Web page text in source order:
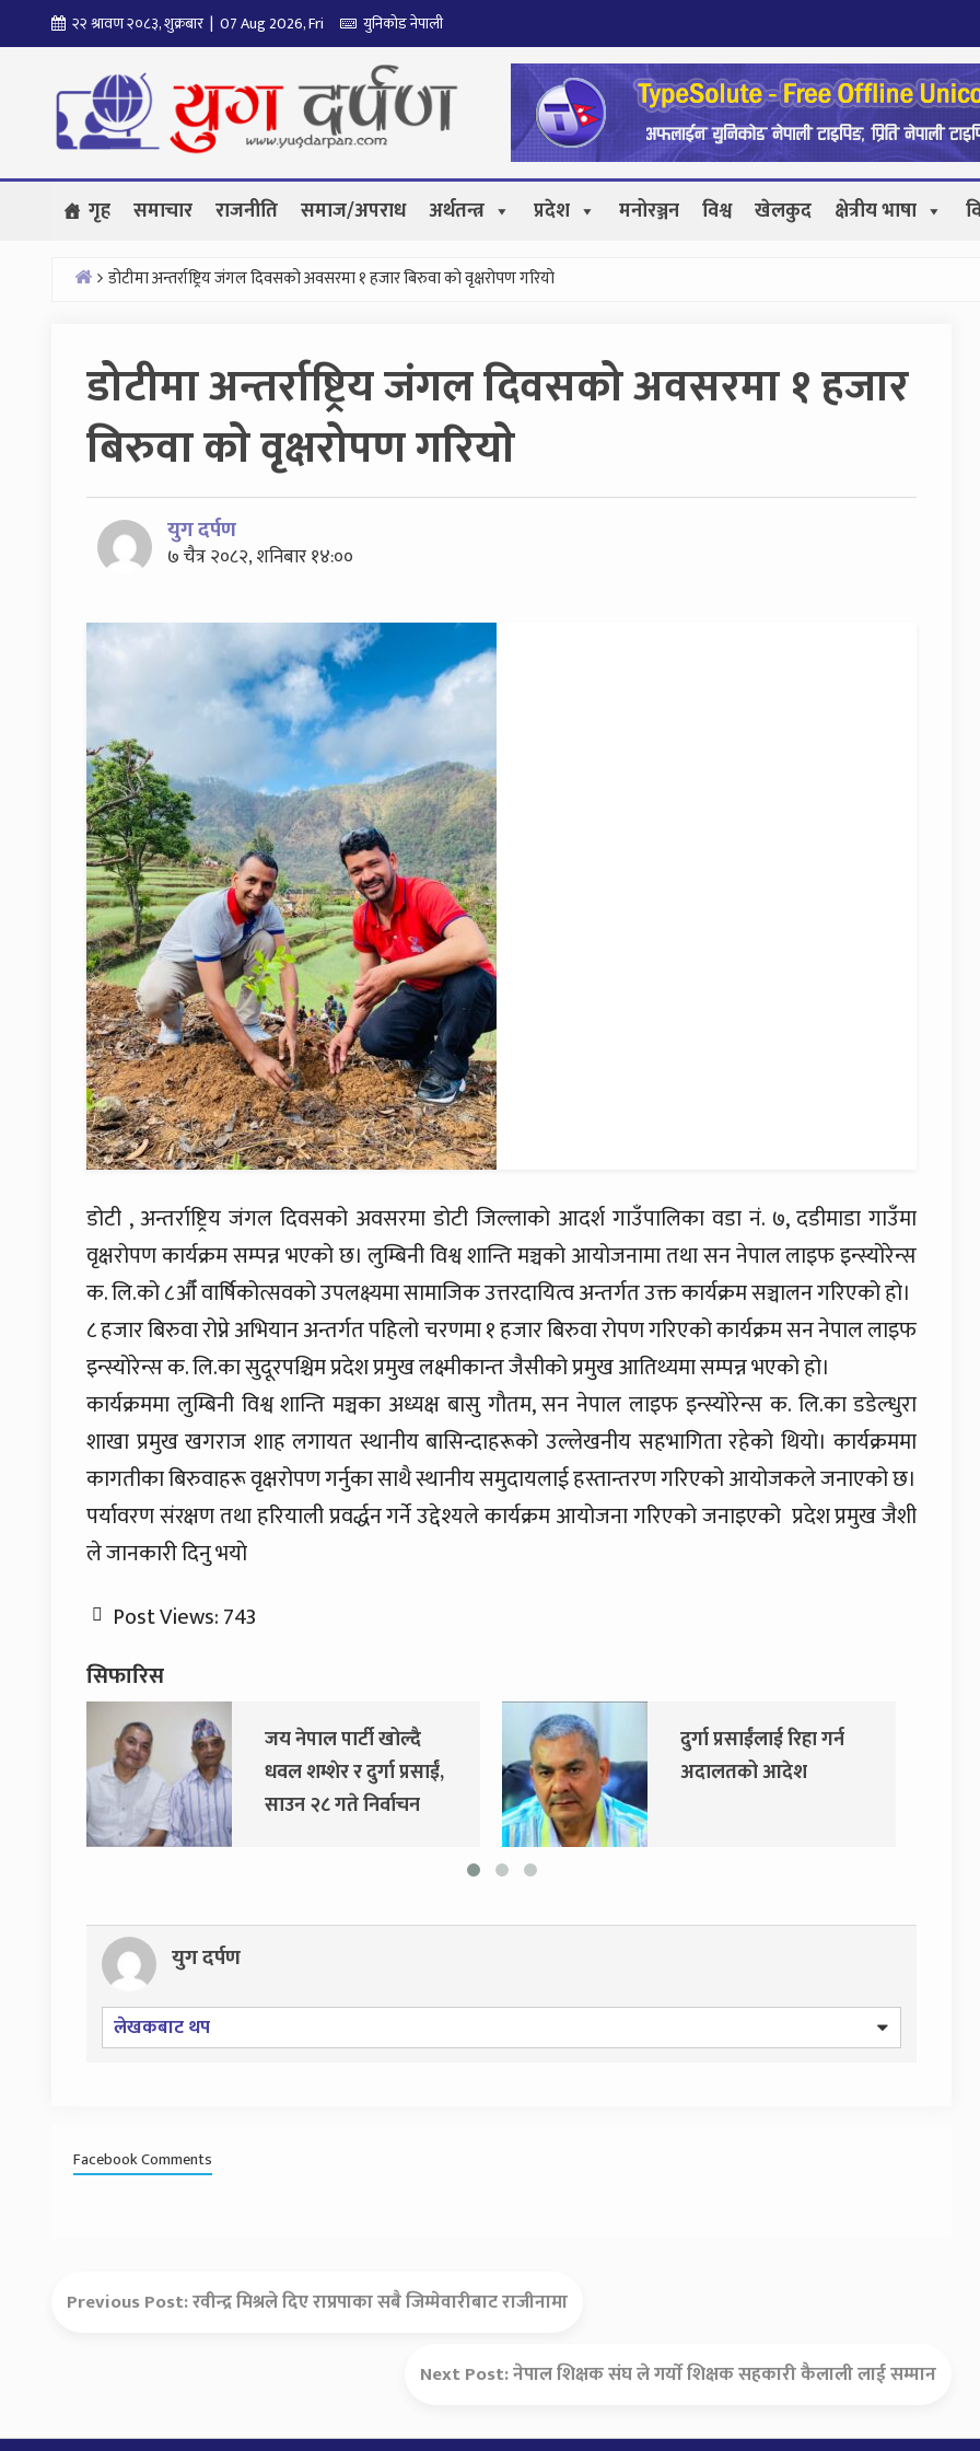
to
२२ श्रावण २०८३, शुक्रबार | 07 Aug 2026, Fri युनिकोड नेपाली
गृह समाचार राजनीति समाज/अपराध अर्थतन्त्र प्रदेश मनोरञ्जन विश्व खेलकुद क्षेत्रीय भाषा
डोटीमा अन्तर्राष्ट्रिय जंगल दिवसको अवसरमा १ हजार बिरुवा काे वृक्षरोपण गरियाे
डोटीमा अन्तर्राष्ट्रिय जंगल दिवसको अवसरमा १ हजार
बिरुवा काे वृक्षरोपण गरियाे
युग दर्पण
७ चैत्र २०८२, शनिबार १४:००
डोटी , अन्तर्राष्ट्रिय जंगल दिवसको अवसरमा डोटी जिल्लाको आदर्श गाउँपालिका वडा नं. ७, दडीमाडा गाउँमा
वृक्षरोपण कार्यक्रम सम्पन्न भएको छ। लुम्बिनी विश्व शान्ति मञ्चको आयोजनामा तथा सन नेपाल लाइफ इन्स्योरेन्स
क. लि.को ८औँ वार्षिकोत्सवको उपलक्ष्यमा सामाजिक उत्तरदायित्व अन्तर्गत उक्त कार्यक्रम सञ्चालन गरिएको हो।
८ हजार बिरुवा रोप्ने अभियान अन्तर्गत पहिलो चरणमा १ हजार बिरुवा रोपण गरिएको कार्यक्रम सन नेपाल लाइफ
इन्स्योरेन्स क. लि.का सुदूरपश्चिम प्रदेश प्रमुख लक्ष्मीकान्त जैसीको प्रमुख आतिथ्यमा सम्पन्न भएको हो।
कार्यक्रममा लुम्बिनी विश्व शान्ति मञ्चका अध्यक्ष बासु गौतम, सन नेपाल लाइफ इन्स्योरेन्स क. लि.का डडेल्धुरा
शाखा प्रमुख खगराज शाह लगायत स्थानीय बासिन्दाहरूको उल्लेखनीय सहभागिता रहेको थियो। कार्यक्रममा
कागतीका बिरुवाहरू वृक्षरोपण गर्नुका साथै स्थानीय समुदायलाई हस्तान्तरण गरिएको आयोजकले जनाएको छ।
पर्यावरण संरक्षण तथा हरियाली प्रवर्द्धन गर्ने उद्देश्यले कार्यक्रम आयोजना गरिएको जनाइएको प्रदेश प्रमुख जैशी
ले जानकारी दिनु भयाे
Post Views:743
सिफारिस
जय नेपाल पार्टी खोल्दै
धवल शम्शेर र दुर्गा प्रसाईं,
साउन २८ गते निर्वाचन
आयोग जाने
दुर्गा प्रसाईंलाई रिहा गर्न
अदालतको आदेश
युग दर्पण
लेखकबाट थप
Facebook Comments
Previous Post:रवीन्द्र मिश्रले दिए राप्रपाका सबै जिम्मेवारीबाट राजीनामा
Next Post:नेपाल शिक्षक संघ ले गर्याे शिक्षक सहकारी कैलाली लाई सम्मान